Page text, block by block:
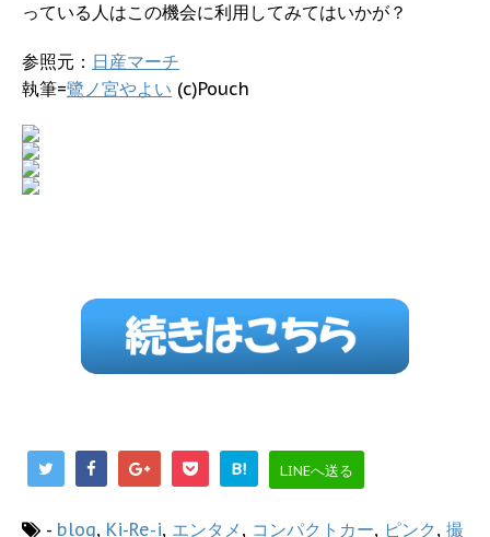
っている人はこの機会に利用してみてはいかが？
参照元： 日産マーチ
執筆=鷺ノ宮やよい (c)Pouch
B! LINEへ送る
- blog, Ki-Re-i, エンタメ , コンパクトカー, ピンク , 撮